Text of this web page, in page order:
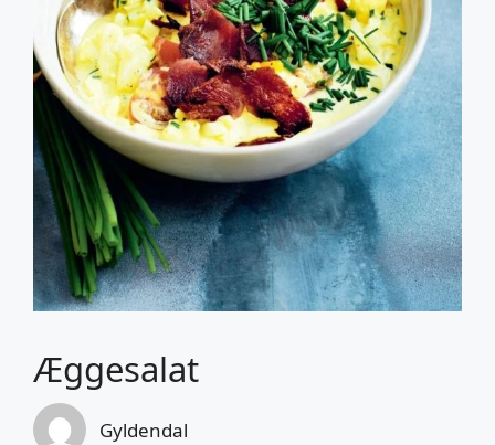
Æggesalat
Gyldendal